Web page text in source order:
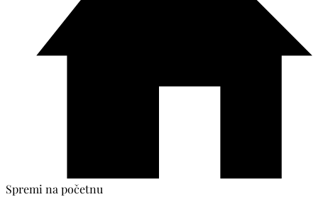
Spremi na početnu